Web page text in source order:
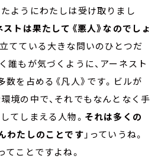
ようにわたしは受け取りまし
トは果たして《悪人》なのでしょ
てている大きな問いのひとつだ
誰もが気づくように、アーネスト
数を占める《凡人》です。ビルが
境の中で、それでもなんとなく手
てしまえる人物。 それは多くの
わたしのことです 」っていうね。
てことですよね。